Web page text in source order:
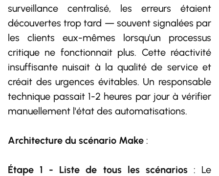
surveillance centralisé, les erreurs étaient
découvertes trop tard — souvent signalées par
les clients eux-mêmes lorsqu'un processus
critique ne fonctionnait plus. Cette réactivité
insuffisante nuisait à la qualité de service et
créait des urgences évitables. Un responsable
technique passait 1-2 heures par jour à vérifier
manuellement l'état des automatisations.
Architecture du scénario Make :
Étape 1 - Liste de tous les scénarios: Le